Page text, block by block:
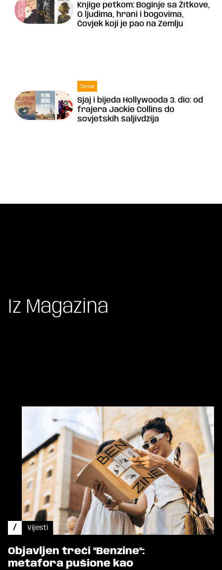
Knjige petkom: Boginje sa Žítkove,
O ljudima, hrani i bogovima,
Čovjek koji je pao na Zemlju
Teme
Sjaj i bijeda Hollywooda 3. dio: od
frajera Jackie Collins do
sovjetskih šaljivdžija
Iz Magazina
/ Vijesti
Objavljen treći "Benzine":
metafora pušione kao